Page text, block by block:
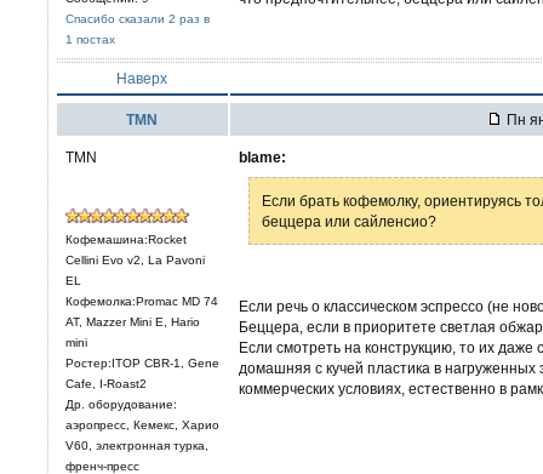
Спасибо сказали 2 раз в
1 постах
Наверх
TMN Пн
TMN
Кофемашина:Rocket
Cellini Evo v2, La Pavoni
EL
Кофемолка:Promac MD 74
AT, Mazzer Mini E, Hario
mini
Ростер:ITOP CBR-1, Gene
Cafe, I-Roast2
Др. оборудование:
аэропресс, Кемекс, Харио
V60, электронная турка,
френч-пресс
blame:
Если брать кофемолку, ориентируясь
беццера или сайленсио?
Если речь о классическом эспрессо (не
Беццера, если в приоритете светлая
Если смотреть на конструкцию, то их даже
домашняя с кучей пластика в
коммерческих условиях, естественно в